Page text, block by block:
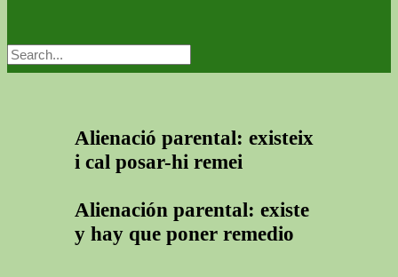
Alienació parental: existeix
i cal posar-hi remei
Alienación parental: existe
y hay que poner remedio